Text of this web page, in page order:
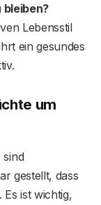
bleiben?
Lebensstil
ein gesundes
um
sind
gestellt, dass
ist wichtig,